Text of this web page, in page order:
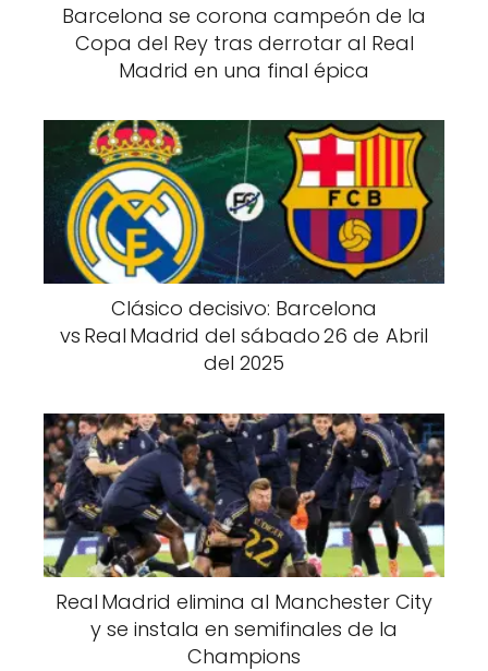
Barcelona se corona campeón de la
Copa del Rey tras derrotar al Real
Madrid en una final épica
Clásico decisivo: Barcelona
vs Real Madrid del sábado 26 de Abril
del 2025
Real Madrid elimina al Manchester City
y se instala en semifinales de la
Champions